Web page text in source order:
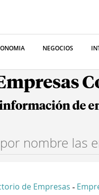
NEGOCIOS
de
de Empresas -